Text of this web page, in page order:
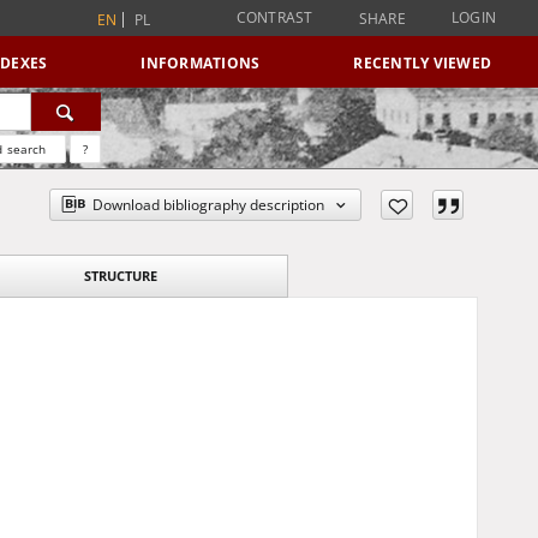
EN PL CONTRAST SHARE LOGIN
INFORMATIONS RECENTLY VIEWED
search ?
Download bibliography description
STRUCTURE